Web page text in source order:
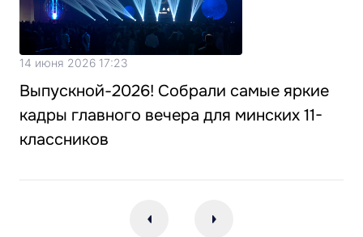
14 июня 2026 17:23
Выпускной-2026! Собрали самые яркие
кадры главного вечера для минских 11-
классников